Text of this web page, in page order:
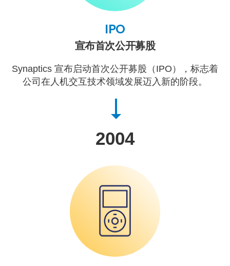
IPO
宣布首次公开募股
Synaptics 宣布启动首次公开募股（IPO），标志着
公司在人机交互技术领域发展迈入新的阶段。
2004